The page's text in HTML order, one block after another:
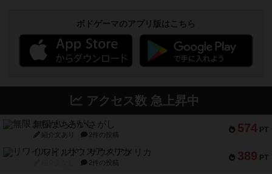
ボドゲーマのアプリ版はこちら
アクセス数 急上昇中
574 PT
無限まちがいさがし
紹介文あり 2件の投稿
389 PT
リワイルド：サウスアメリカ
2件の投稿